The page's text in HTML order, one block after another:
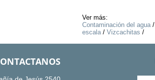
Ver más:
Contaminación del agua/
escala/ Vizcachitas /